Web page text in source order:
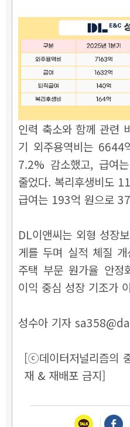
인력 축소와 함께 관련
기 외주용역비는 6644
7.2% 감소했고, 급여
줄었다. 복리후생비도
급여는 193억 원으로
DL이앤씨는 외형 성장
게를 두며 실적 체질
주택 부문 원가율 안정
이익 중심 성장 기조가
성수아 기자
[ⓒ데이터저널리즘의
재 & 재배포 금지]